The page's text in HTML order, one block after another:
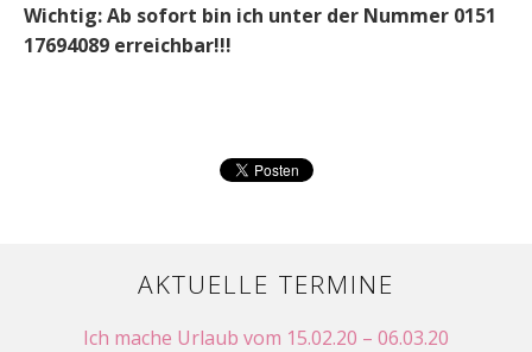
Wichtig: Ab sofort bin ich unter der Nummer 0151
17694089 erreichbar!!!
AKTUELLE TERMINE
Ich mache Urlaub vom 15.02.20 – 06.03.20